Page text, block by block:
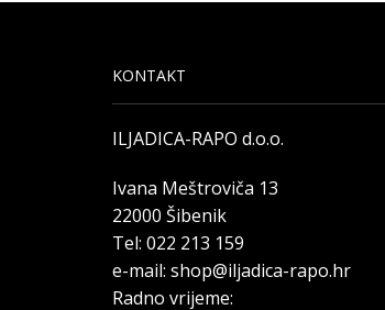
KONTAKT
ILJADICA-RAPO d.o.o.
Ivana Meštroviča 13
22000 Šibenik
Tel: 022 213 159
e-mail: shop@iljadica-rapo.hr
Radno vrijeme: